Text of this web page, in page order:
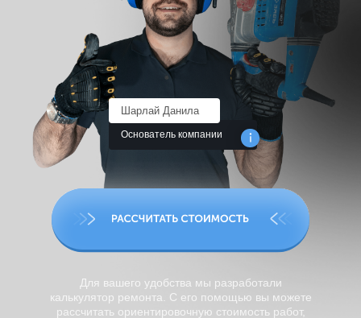
Шарлай Данила
Основатель компании
Для вашего удобства мы разработали
калькулятор ремонта. С его помощью вы можете
рассчитать ориентировочную стоимость работ,